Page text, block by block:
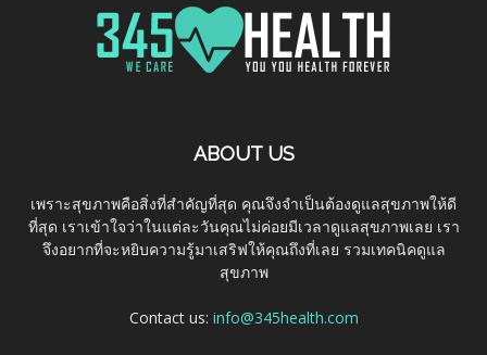
ABOUT US
เพราะสุขภาพคือสิ่งที่สำคัญที่สุด คุณจึงจำเป็นต้องดูแลสุขภาพให้ดี
ที่สุด เราเข้าใจว่าในแต่ละวันคุณไม่ค่อยมีเวลาดูแลสุขภาพเลย เรา
จึงอยากที่จะหยิบความรู้มาเสริฟให้คุณถึงที่เลย รวมเทคนิคดูแล
สุขภาพ
Contact us: info@345health.com